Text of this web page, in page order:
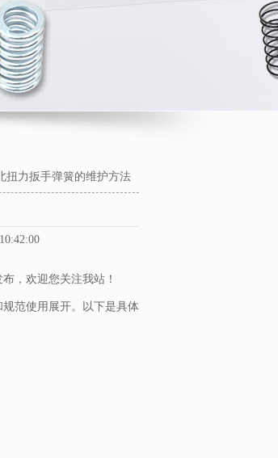
扭力扳手弹簧的维护方法
，欢迎您关注我站！
范使用展开。以下是具体